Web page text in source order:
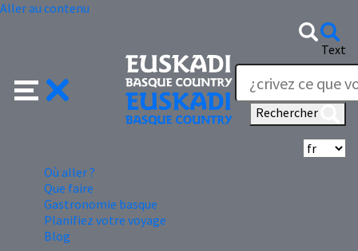
Aller au contenu
Text
Rechercher
Où aller ?
Que faire
Gastronomie basque
Planifiez votre voyage
Blog